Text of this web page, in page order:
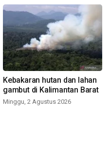
Kebakaran hutan dan lahan
gambut di Kalimantan Barat
Minggu, 2 Agustus 2026